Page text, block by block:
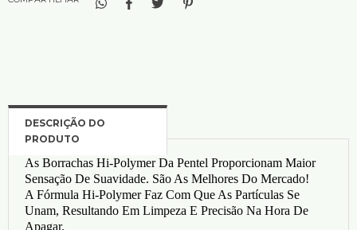
As Borrachas Hi-Polymer Da Pentel Proporcionam Maior
Sensação De Suavidade. São As Melhores Do Mercado!
A Fórmula Hi-Polymer Faz Com Que As Partículas Se
Unam, Resultando Em Limpeza E Precisão Na Hora De
Apagar.